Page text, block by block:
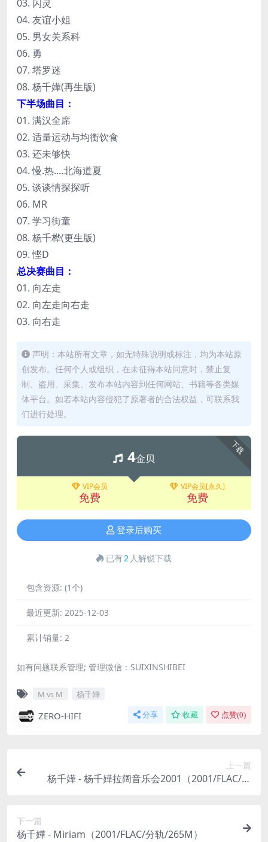
03. 闪灵
04. 友谊小姐
05. 男女关系科
06. 勇
07. 塔罗迷
08. 杨千嬅(再生版)
下半场曲目：
01. 满汉全席
02. 适量运动与均衡饮食
03. 还未够快
04. 慢.热....北海道夏
05. 谈谈情探探听
06. MR
07. 学习街童
08. 杨千桦(更生版)
09. 悭D
总决赛曲目：
01. 向左走
02. 向左走向右走
03. 向右走
声明：本站所有文章，如无特殊说明或标注，均为本站原
创发布。任何个人或组织，在未征得本站同意时，禁止复
制、盗用、采集、发布本站内容到任何网站、书籍等各类媒
体平台。如若本站内容侵犯了原著者的合法权益，可联系我
们进行处理。
下载
4金贝
VIP会员
免费
VIP会员[永久]
免费
登录后购买
已有2 人解锁下载
包含资源: (1个)
最近更新: 2025-12-03
累计销量: 2
如有问题联系管理; 管理微信：SUIXINSHIBEI
M vs M 杨千嬅
ZERO-HIFI 分享 收藏 点赞(0)
上一篇
杨千嬅 - 杨千嬅拉阔音乐会2001（2001/FLAC/分
下一篇
杨千嬅 - Miriam（2001/FLAC/分轨/265M）